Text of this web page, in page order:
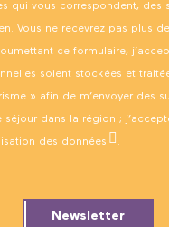
qui vous correspondent, des
Vous ne recevrez pas plus
ce formulaire,
soient stockées et
» afin de m’envoyer des
séjour dans la région ;
des données .
Newsletter